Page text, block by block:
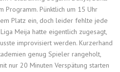
Programm. Pünktlich um 15 Uhr
Platz ein, doch leider fehlte jede
Meija hatte eigentlich zugesagt,
improvisiert werden. Kurzerhand
genug Spieler rangeholt,
nur 20 Minuten Verspätung starten